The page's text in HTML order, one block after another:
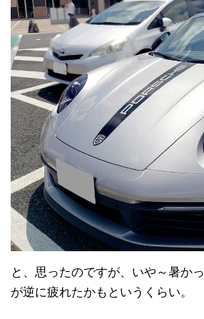
と、思ったのですが、いや～暑か
が逆に疲れたかもというくらい。